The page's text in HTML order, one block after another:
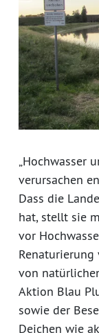
„Hochwasser
verursachen
Dass die
hat, stellt sie
vor
von
Aktion Blau
sowie der
Deichen wie